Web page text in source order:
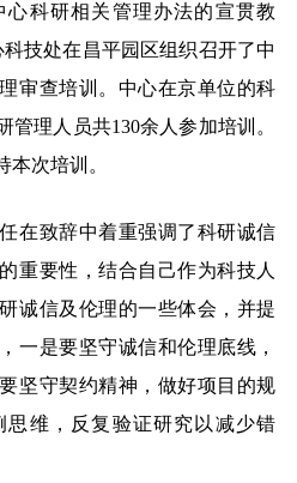
科研相关管理办法的宣贯教
技处在昌平园区组织召开了中
审查培训。中心在京单位的科
理人员共130余人参加培训。
次培训。
在致辞中着重强调了科研诚信
重要性，结合自己作为科技人
诚信及伦理的一些体会，并提
一是要坚守诚信和伦理底线，
坚守契约精神，做好项目的规
维，反复验证研究以减少错